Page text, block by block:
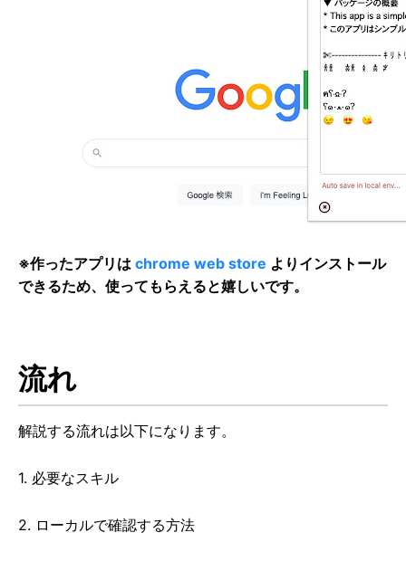
※作ったアプリは chrome web store よりインストール
できるため、使ってもらえると嬉しいです。
流れ
解説する流れは以下になります。
1. 必要なスキル
2. ローカルで確認する方法